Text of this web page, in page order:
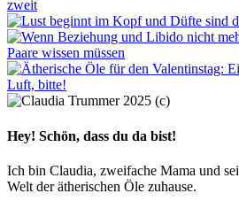
Hey! Schön, dass du da bist!
Ich bin Claudia, zweifache Mama und
Welt der ätherischen Öle zuhause.